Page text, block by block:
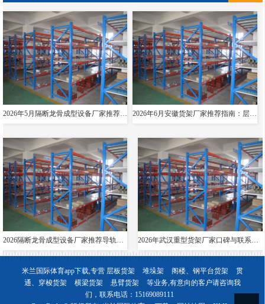
2026年5月隔断龙骨成型设备厂家推荐指南：导轨成型设备消防箱光伏支架货架夸梁公司优选！ 2026年6月安徽货架厂家推荐指南：层板货架悬臂贯通双伸位公司优选！
2026隔断龙骨成型设备厂家推荐导轨成型设备货架夸梁层板生产线电缆桥架厂家优选指南！ 2026年武汉重型货架厂家口碑与联系方式全解析
米兰国际体育app下载,专营 层板货架 堆垛架 阁楼、钢平台货架
贯
通、穿梭货架
横梁货架 悬臂货架
等业务,有意向的客户请咨询我
们，联系电话： 15169089111